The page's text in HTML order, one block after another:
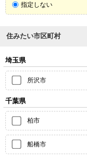
指定しない
住みたい市区町村
埼玉県
所沢市
千葉県
柏市
船橋市